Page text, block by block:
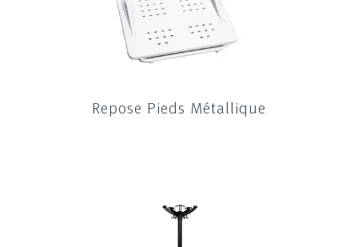
Repose Pieds Métallique